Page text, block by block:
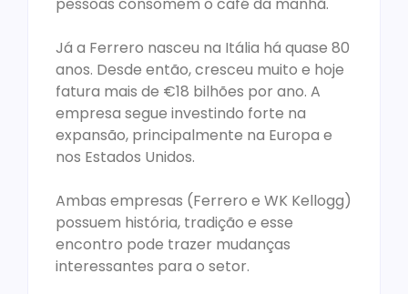
Já a Ferrero nasceu na Itália há quase 80
anos. Desde então, cresceu muito e hoje
fatura mais de €18 bilhões por ano. A
empresa segue investindo forte na
expansão, principalmente na Europa e
nos Estados Unidos.
Ambas empresas (Ferrero e WK Kellogg)
possuem história, tradição e esse
encontro pode trazer mudanças
interessantes para o setor.